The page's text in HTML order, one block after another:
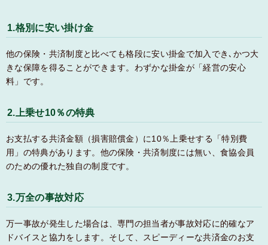
1.格別に安い掛け金
他の保険・共済制度と比べても格段に安い掛金で加入でき､かつ大
きな保障を得ることができます。わずかな掛金が「経営の安心
料」です。
2.上乗せ10％の特典
お支払する共済金額（損害賠償金）に10％上乗せする「特別費
用」の特典があります。他の保険・共済制度には無い、食協会員
のための優れた独自の制度です。
3.万全の事故対応
万一事故が発生した場合は、専門の担当者が事故対応に的確なア
ドバイスと協力をします。そして、スピーディーな共済金のお支